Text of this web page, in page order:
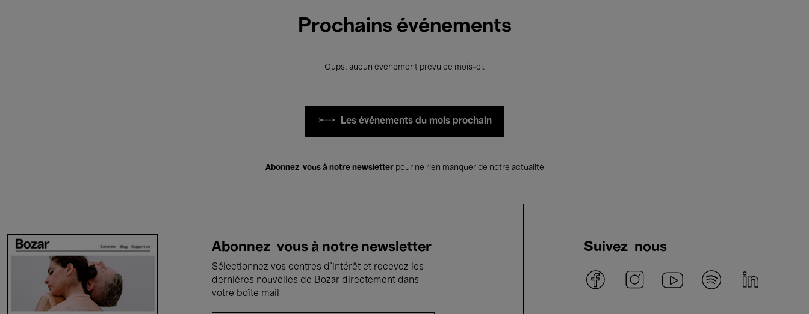
Prochains événements
Oups, aucun événement prévu ce mois-ci.
Les événements du mois prochain
Abonnez-vous à notre newsletterpour ne rien manquer de notre actualité
Abonnez-vous à notre newsletter
Sélectionnez vos centres d'intérêt et recevez les
dernières nouvelles de Bozar directement dans
votre boîte mail
Suivez-nous